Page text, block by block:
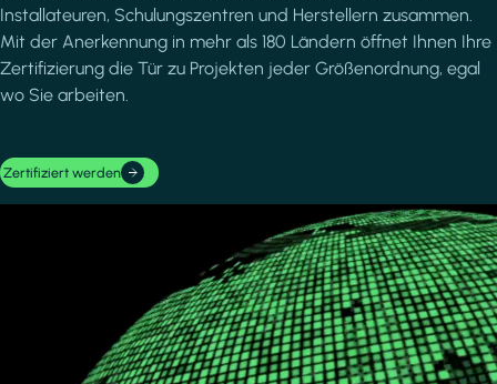
Installateuren, Schulungszentren und Herstellern zusammen.
Mit der Anerkennung in mehr als 180 Ländern öffnet Ihnen Ihre
Zertifizierung die Tür zu Projekten jeder Größenordnung, egal
wo Sie arbeiten.
Zertifiziert werden